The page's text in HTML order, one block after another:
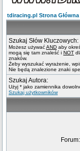
tdiracing.pl Strona Główna
Szukaj Słów Kluczowych:
Możesz używaćAND aby
mogą się tam znaleść i NOT
znaków.
Żeby wyszukać wyrażenie,
Nie będą znalezione znaki
Szukaj Autora:
Użyj * jako zamiennika
Szukaj użytkowników
Forum: